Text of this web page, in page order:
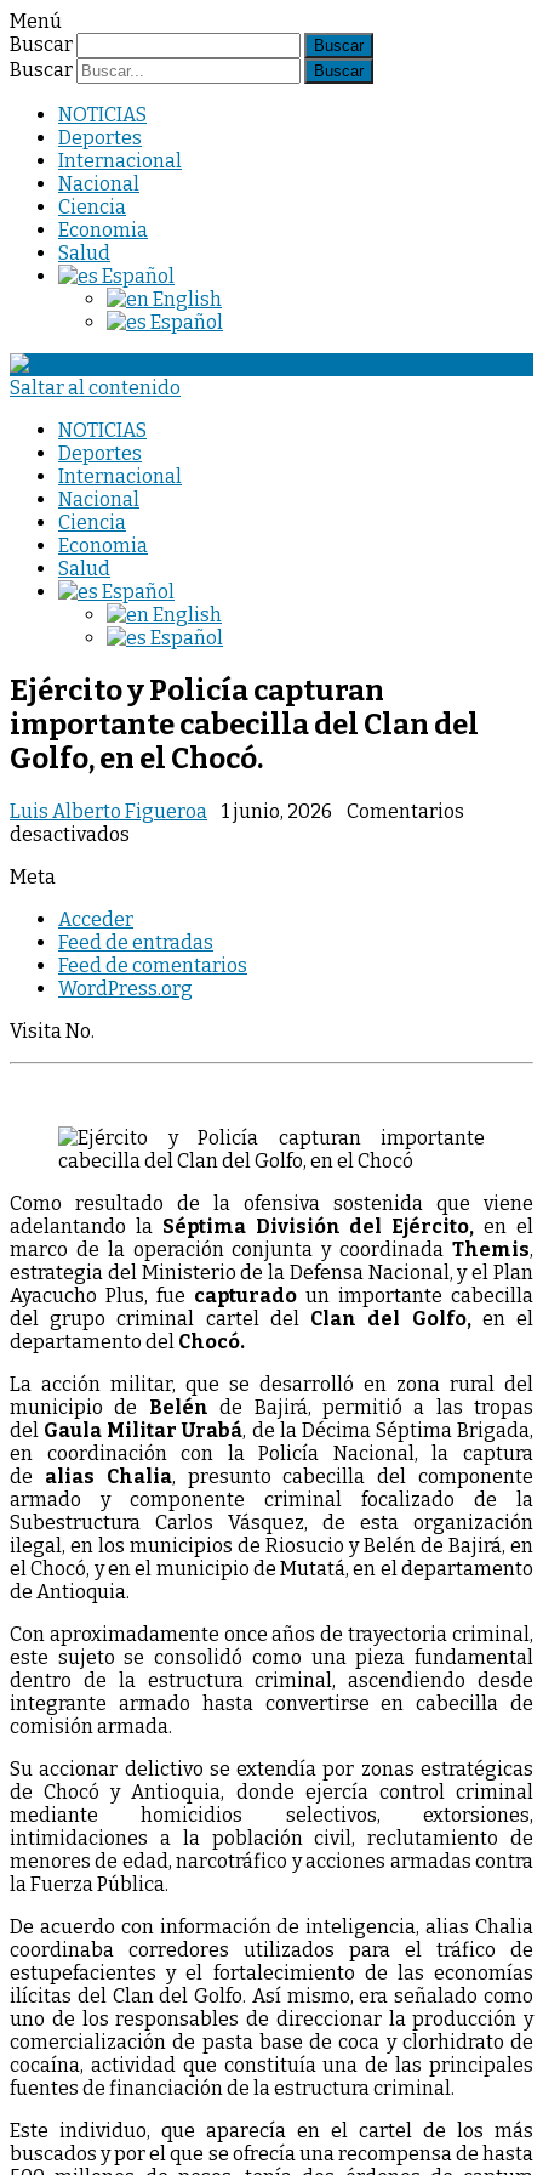
Menú
Buscar
Buscar
NOTICIAS
Deportes
Internacional
Nacional
Ciencia
Economia
Salud
Español
English
Español
Saltar al contenido
NOTICIAS
Deportes
Internacional
Nacional
Ciencia
Economia
Salud
Español
English
Español
Ejército y Policía capturan
importante cabecilla del Clan del
Golfo, en el Chocó.
Luis Alberto Figueroa 1 junio, 2026
Comentarios
desactivados
capturan
importante
cabecilla
del
Golfo,
Chocó.
Meta
Acceder
Feed de entradas
Feed de comentarios
WordPress.org
Visita No.
Como resultado de la ofensiva sostenida que viene
adelantando laSéptima División del Ejército, en el
marco de la operación conjunta y coordinada Themis,
estrategia del Ministerio de la Defensa Nacional, y el Plan
Ayacucho Plus, fue capturado un importante cabecilla
del grupo criminal cartel del Clan del Golfo,en el
departamento del Chocó.
La acción militar, que se desarrolló en zona rural del
municipio de Belén de Bajirá, permitió a las tropas
del Gaula Militar Urabá, de la Décima Séptima Brigada,
en coordinación con la Policía Nacional, la captura
de alias Chalia, presunto cabecilla del componente
armado y componente criminal focalizado de la
Subestructura Carlos Vásquez, de esta organización
ilegal, en los municipios de Riosucio y Belén de Bajirá, en
el Chocó, y en el municipio de Mutatá, en el departamento
de Antioquia.
Con aproximadamente once años de trayectoria criminal,
este sujeto se consolidó como una pieza fundamental
dentro de la estructura criminal, ascendiendo desde
integrante armado hasta convertirse en cabecilla de
comisión armada.
Su accionar delictivo se extendía por zonas estratégicas
de Chocó y Antioquia, donde ejercía control criminal
mediante homicidios selectivos, extorsiones,
intimidaciones a la población civil, reclutamiento de
menores de edad, narcotráfico y acciones armadas contra
la Fuerza Pública.
De acuerdo con información de inteligencia, alias Chalia
coordinaba corredores utilizados para el tráfico de
estupefacientes y el fortalecimiento de las economías
ilícitas del Clan del Golfo. Así mismo, era señalado como
uno de los responsables de direccionar la producción y
comercialización de pasta base de coca y clorhidrato de
cocaína, actividad que constituía una de las principales
fuentes de financiación de la estructura criminal.
Este individuo, que aparecía en el cartel de los más
buscados y por el que se ofrecía una recompensa de hasta